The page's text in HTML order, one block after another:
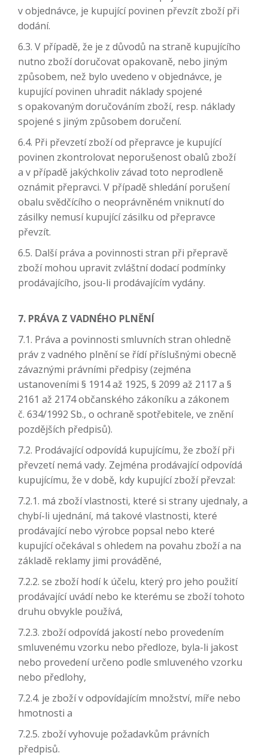
v objednávce, je kupující povinen převzít zboží při
dodání.
6.3. V případě, že je z důvodů na straně kupujícího
nutno zboží doručovat opakovaně, nebo jiným
způsobem, než bylo uvedeno v objednávce, je
kupující povinen uhradit náklady spojené
s opakovaným doručováním zboží, resp. náklady
spojené s jiným způsobem doručení.
6.4. Při převzetí zboží od přepravce je kupující
povinen zkontrolovat neporušenost obalů zboží
a v případě jakýchkoliv závad toto neprodleně
oznámit přepravci. V případě shledání porušení
obalu svědčícího o neoprávněném vniknutí do
zásilky nemusí kupující zásilku od přepravce
převzít.
6.5. Další práva a povinnosti stran při přepravě
zboží mohou upravit zvláštní dodací podmínky
prodávajícího, jsou-li prodávajícím vydány.
7. PRÁVA Z VADNÉHO PLNĚNÍ
7.1. Práva a povinnosti smluvních stran ohledně
práv z vadného plnění se řídí příslušnými obecně
závaznými právními předpisy (zejména
ustanoveními § 1914 až 1925, § 2099 až 2117 a §
2161 až 2174 občanského zákoníku a zákonem
č. 634/1992 Sb., o ochraně spotřebitele, ve znění
pozdějších předpisů).
7.2. Prodávající odpovídá kupujícímu, že zboží při
převzetí nemá vady. Zejména prodávající odpovídá
kupujícímu, že v době, kdy kupující zboží převzal:
7.2.1. má zboží vlastnosti, které si strany ujednaly, a
chybí-li ujednání, má takové vlastnosti, které
prodávající nebo výrobce popsal nebo které
kupující očekával s ohledem na povahu zboží a na
základě reklamy jimi prováděné,
7.2.2. se zboží hodí k účelu, který pro jeho použití
prodávající uvádí nebo ke kterému se zboží tohoto
druhu obvykle používá,
7.2.3. zboží odpovídá jakostí nebo provedením
smluvenému vzorku nebo předloze, byla-li jakost
nebo provedení určeno podle smluveného vzorku
nebo předlohy,
7.2.4. je zboží v odpovídajícím množství, míře nebo
hmotnosti a
7.2.5. zboží vyhovuje požadavkům právních
předpisů.